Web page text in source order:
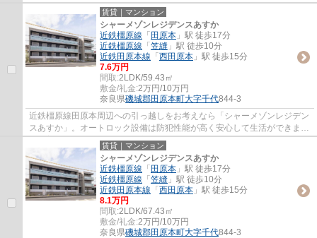
賃貸｜マンション
シャーメゾンレジデンスあすか
近鉄橿原線 「 田原本 」駅 徒歩17分
近鉄橿原線 「 笠縫 」駅 徒歩10分
近鉄田原本線 「 西田原本 」駅 徒歩15分
7.6万円
間取:2LDK/59.43㎡
敷金/礼金:2万円/10万円
奈良県磯城郡田原本町大字千代844-3
近鉄橿原線田原本周辺への引っ越しをお考えなら「シャーメゾンレジデン
スあすか」。オートロック設備は防犯性能が高く安心して生活ができま
す。普段からパソコンを使う方にオススメ物...
賃貸｜マンション
シャーメゾンレジデンスあすか
近鉄橿原線 「 田原本 」駅 徒歩17分
近鉄橿原線 「 笠縫 」駅 徒歩10分
近鉄田原本線 「 西田原本 」駅 徒歩15分
8.1万円
間取:2LDK/67.43㎡
敷金/礼金:2万円/10万円
奈良県磯城郡田原本町大字千代844-3